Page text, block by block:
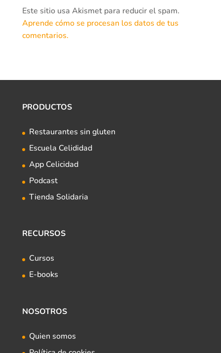
Este sitio usa Akismet para reducir el spam.
Aprende cómo se procesan los datos de tus
comentarios.
PRODUCTOS
Restaurantes sin gluten
Escuela Celididad
App Celicidad
Podcast
Tienda Solidaria
RECURSOS
Cursos
E-books
NOSOTROS
Quien somos